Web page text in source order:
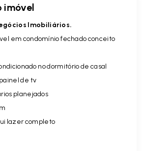
imóvel
Imobiliários.
em condomínio fechado conceito
no dormitório de casal
de tv
planejados
lazer completo